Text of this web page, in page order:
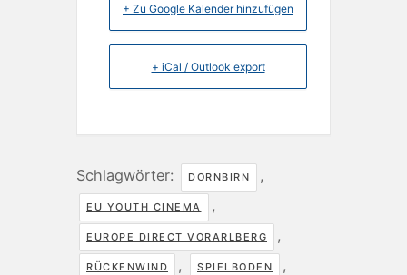
+ Zu Google Kalender hinzufügen
+ iCal / Outlook export
Schlagwörter: DORNBIRN ,
EU YOUTH CINEMA ,
EUROPE DIRECT VORARLBERG ,
RÜCKENWIND , SPIELBODEN ,